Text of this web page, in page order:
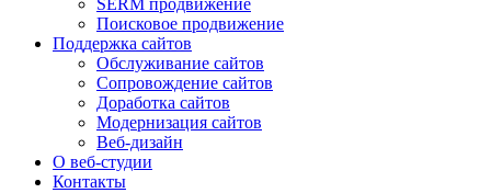
SERM продвижение
Поисковое продвижение
Поддержка сайтов
Обслуживание сайтов
Сопровождение сайтов
Доработка сайтов
Модернизация сайтов
Веб-дизайн
О веб-студии
Контакты